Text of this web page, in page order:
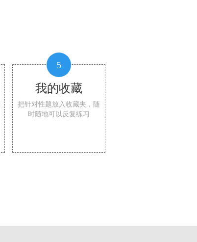
5
我的收藏
把针对性题放入收藏夹，随
时随地可以反复练习